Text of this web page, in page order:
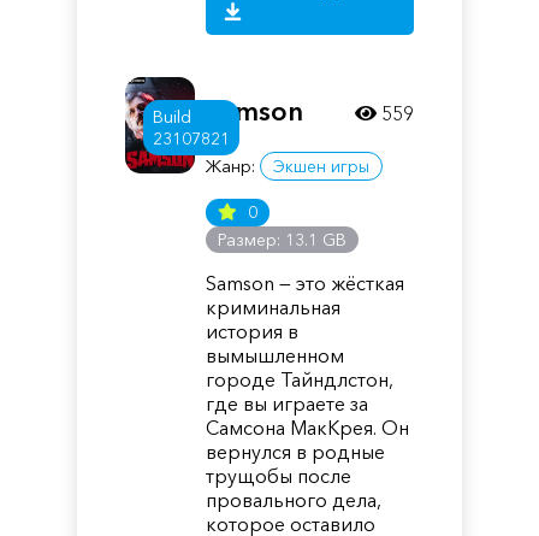
Build
23107821
Samson
Жанр: Экшен игры
0
Размер: 13.1 GB
Samson — это жёсткая
криминальная
история в
вымышленном
городе Тайндлстон,
где вы играете за
Самсона МакКрея. Он
вернулся в родные
трущобы после
провального дела,
которое оставило
559